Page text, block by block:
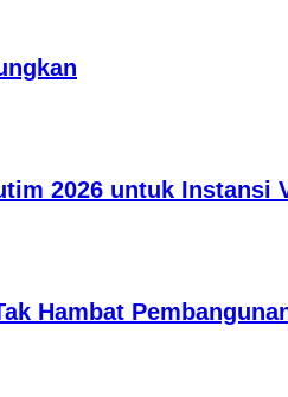
2026 untuk Instansi
Hambat